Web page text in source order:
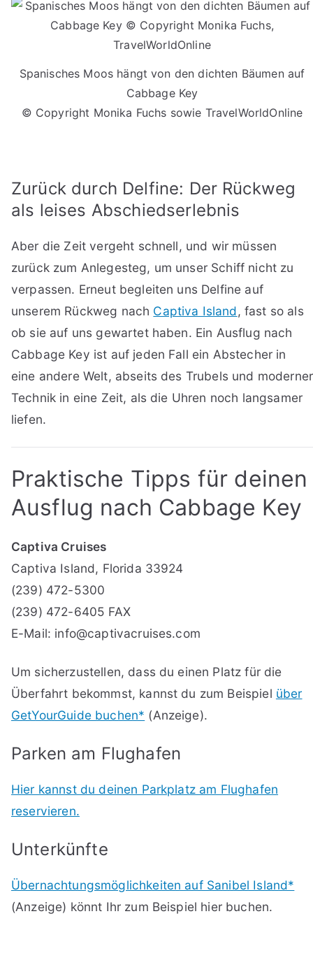
Spanisches Moos hängt von den dichten Bäumen auf
Cabbage Key
© Copyright Monika Fuchs sowie TravelWorldOnline
Zurück durch Delfine: Der Rückweg
als leises Abschiedserlebnis
Aber die Zeit vergeht schnell, und wir müssen
zurück zum Anlegesteg, um unser Schiff nicht zu
verpassen. Erneut begleiten uns Delfine auf
unserem Rückweg nach Captiva Island, fast so als
ob sie auf uns gewartet haben. Ein Ausflug nach
Cabbage Key ist auf jeden Fall ein Abstecher in
eine andere Welt, abseits des Trubels und moderner
Technik in eine Zeit, als die Uhren noch langsamer
liefen.
Praktische Tipps für deinen
Ausflug nach Cabbage Key
Captiva Cruises
Captiva Island, Florida 33924
(239) 472-5300
(239) 472-6405 FAX
E-Mail: info@captivacruises.com
Um sicherzustellen, dass du einen Platz für die
Überfahrt bekommst, kannst du zum Beispiel über
GetYourGuide buchen* (Anzeige).
Parken am Flughafen
Hier kannst du deinen Parkplatz am Flughafen
reservieren.
Unterkünfte
Übernachtungsmöglichkeiten auf Sanibel Island*
(Anzeige) könnt Ihr zum Beispiel hier buchen.